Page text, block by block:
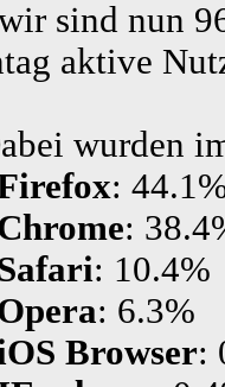
sind nun
aktive
wurden
:
:
: 10.4%
: 6.3%
Browser: